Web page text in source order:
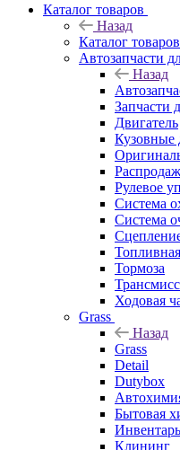
Каталог товаров
Назад
Каталог товаров
Автозапчасти
Назад
Запчасти
Двигатель
Кузовные
Рулевое
Система
Система
Тормоза
Ходовая
Grass
Назад
Grass
Detail
Dutybox
Бытовая
Инвентарь
Клининг